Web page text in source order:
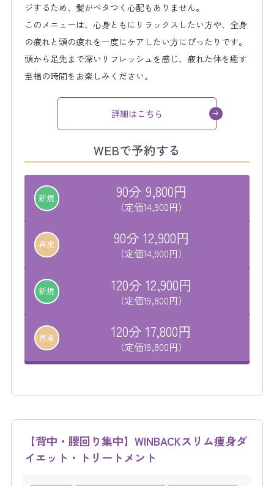
ジするため、髪がベタつく心配もありません。
このメニューは、心身ともにリラックスしたい方や、全身
の疲れと頭の疲れを一度にケアしたい方にぴったりです。
頭から足先まで深いリフレッシュを感じ、疲れた体を癒す
至福の時間をお楽しみください。
詳細はこちら
WEBで予約する
新規 90分 9,800円
（定価14,900円）
再来 90分 12,900円
（定価14,900円）
新規 120分 12,900円
（定価19,800円）
再来 120分 17,800円
（定価19,800円）
【背中・腰回り集中】WINBACKスリム痩身ダ
イエット・トリートメント